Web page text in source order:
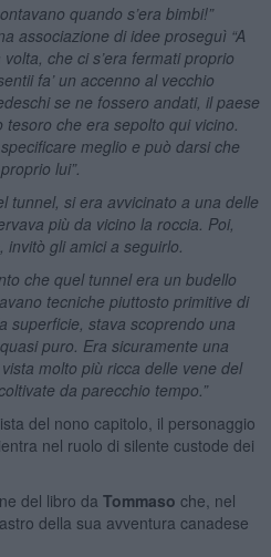
quando s’era bimbi!”
associazione di idee proseguì “A
che ci s’era fermati proprio
fa’ un accenno al vecchio
se ne fossero andati, il paese
che era sepolto qui vicino.
meglio e può darsi che
lui”.
tunnel, si era avvicinato a una delle
più da vicino la roccia. Poi,
gli amici a seguirlo.
che quel tunnel era un budello
tecniche piuttosto primitive di
superficie, stava scoprendo una
puro. Era sicuramente una
molto più ricca delle vene del
da parecchio tempo.”
del nono capitolo, il personaggio
nel ruolo di silente custode dei
del libro da Tommaso che, nel
della sua avventura canadese